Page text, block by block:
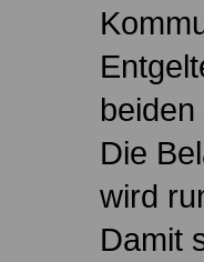
Die
wird
Damit